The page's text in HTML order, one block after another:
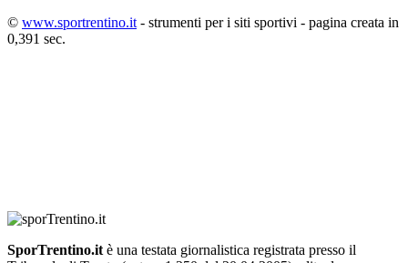
© www.sportrentino.it - strumenti per i siti sportivi - pagina creata in
0,391 sec.
SporTrentino.it è una testata giornalistica registrata presso il